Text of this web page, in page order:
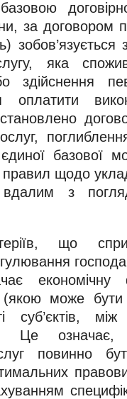
за договором
зобов’язується
яка
здійснення
оплатити
базової
правил щодо
з
що
економічну
(якою може
суб’єктів,
Це
повинно